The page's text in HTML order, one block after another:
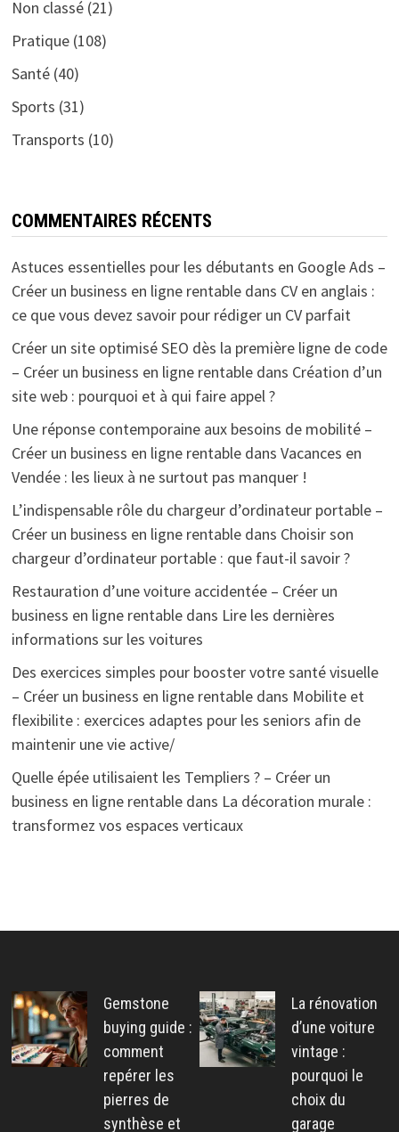
Non classé(21)
Pratique(108)
Santé(40)
Sports (31)
Transports (10)
COMMENTAIRES RÉCENTS
Astuces essentielles pour les débutants en Google Ads –
Créer un business en ligne rentabledans CV en anglais :
ce que vous devez savoir pour rédiger un CV parfait
Créer un site optimisé SEO dès la première ligne de code
– Créer un business en ligne rentabledans Création d’un
site web : pourquoi et à qui faire appel ?
Une réponse contemporaine aux besoins de mobilité –
Créer un business en ligne rentabledans Vacances en
Vendée : les lieux à ne surtout pas manquer !
L’indispensable rôle du chargeur d’ordinateur portable –
Créer un business en ligne rentabledans Choisir son
chargeur d’ordinateur portable : que faut-il savoir ?
Restauration d’une voiture accidentée – Créer un
business en ligne rentabledans Lire les dernières
informations sur les voitures
Des exercices simples pour booster votre santé visuelle
– Créer un business en ligne rentabledans Mobilite et
flexibilite : exercices adaptes pour les seniors afin de
maintenir une vie active/
Quelle épée utilisaient les Templiers ? – Créer un
business en ligne rentabledans La décoration murale :
transformez vos espaces verticaux
Gemstone
buying guide :
comment
repérer les
pierres de
synthèse et
La rénovation
d’une voiture
vintage :
pourquoi le
choix du
garage